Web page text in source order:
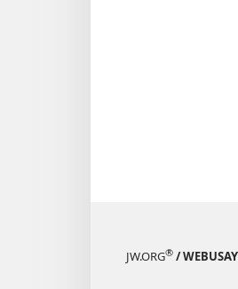
JW.ORG® /